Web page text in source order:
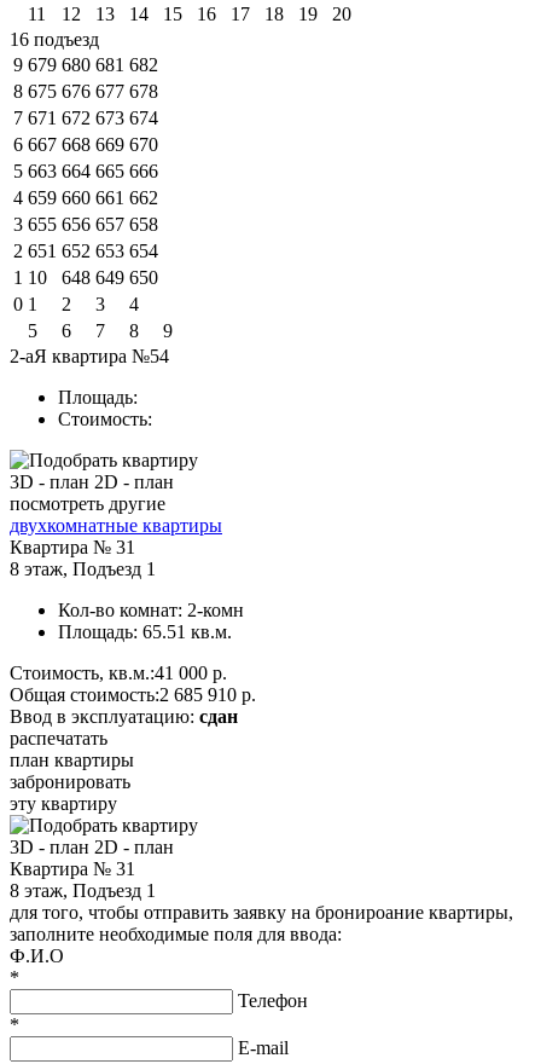
11
12 13 14 15 16 17 18 19
20
16 подъезд
9 679 680 681 682
8 675 676 677 678
7 671 672 673 674
6 667 668 669 670
5 663 664 665 666
4 659 660 661 662
3 655 656 657 658
2 651 652 653 654
1 10 648 649 650
0 1 2 3
4
5
6 7 8
9
2-аЯ квартира №54
Площадь:
Стоимость:
3D - план 2D - план
посмотреть другие
двухкомнатные квартиры
Квартира № 31
8 этаж, Подъезд 1
Кол-во комнат: 2-комн
Площадь: 65.51 кв.м.
Стоимость, кв.м.:41 000 р.
Общая стоимость:2 685 910 р.
Ввод в эксплуатацию: сдан
распечатать
план квартиры
забронировать
эту квартиру
3D - план 2D - план
Квартира № 31
8 этаж, Подъезд 1
для того, чтобы отправить заявку на бронироание квартиры,
заполните необходимые поля для ввода:
Ф.И.О
*
Телефон
*
E-mail